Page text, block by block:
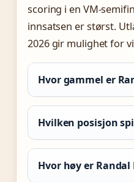
scoring i en VM-
innsatsen er størst.
2026 gir mulighet for
Hvor gammel er
Hvilken posisjon
Hvor høy er